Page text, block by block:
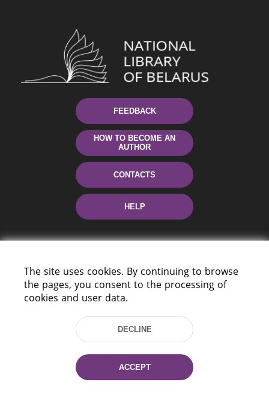
FEEDBACK
HOW TO BECOME AN
AUTHOR
CONTACTS
HELP
220114, Niezaležnasci Ave. 116, Minsk,
Fax: (+375 17) 368 97 06
E-mail: inbox@nlb.by
The site uses cookies. By continuing to browse
the pages, you consent to the processing of
cookies and user data.
DECLINE
ACCEPT